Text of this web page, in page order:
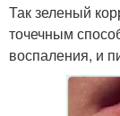
Так зеленый
точечным
воспаления, и